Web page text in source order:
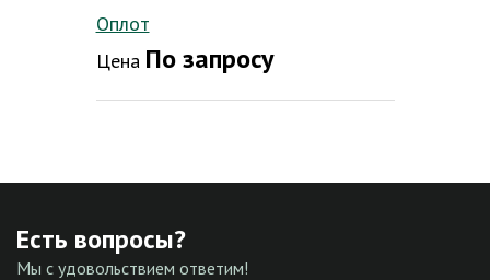
Оплот
Цена По запросу
Есть вопросы?
Мы с удовольствием ответим!